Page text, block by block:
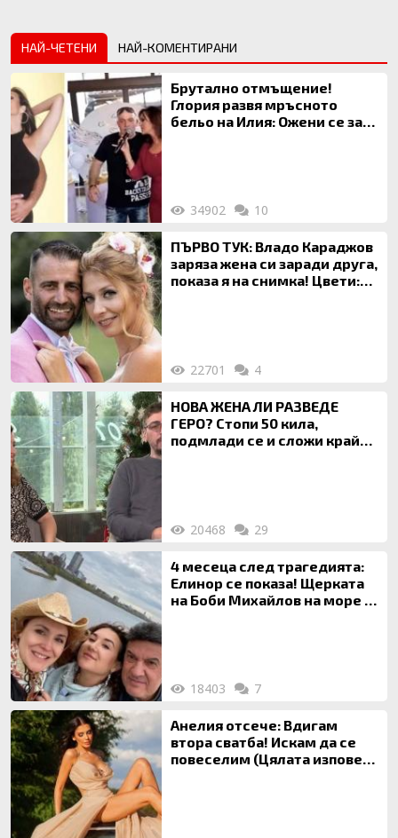
НАЙ-ЧЕТЕНИ НАЙ-КОМЕНТИРАНИ
Брутално отмъщение!
Глория развя мръсното
бельо на Илия: Ожени се за
34902 10
ПЪРВО ТУК: Владо Караджов
заряза жена си заради друга,
показа я на снимка! Цвети:
22701 4
НОВА ЖЕНА ЛИ РАЗВЕДЕ
ГЕРО? Стопи 50 кила,
подмлади се и сложи край
20468 29
4 месеца след трагедията:
Елинор се показа! Щерката
на Боби Михайлов на море с
18403 7
Анелия отсече: Вдигам
втора сватба! Искам да се
повеселим (Цялата изповед